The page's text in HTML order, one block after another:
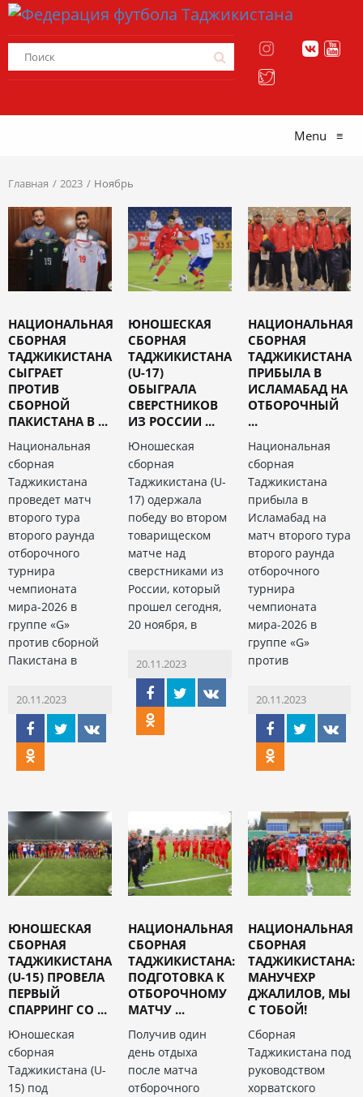
Menu ≡
Главная 2023 Ноябрь
НАЦИОНАЛЬНАЯ
СБОРНАЯ
ТАДЖИКИСТАНА
СЫГРАЕТ
ПРОТИВ
СБОРНОЙ
ПАКИСТАНА В ...
Национальная
сборная
Таджикистана
проведет матч
второго тура
второго раунда
отборочного
турнира
чемпионата
мира-2026 в
группе «G»
против сборной
Пакистана в
20.11.2023
ЮНОШЕСКАЯ
СБОРНАЯ
ТАДЖИКИСТАНА
(U-17)
ОБЫГРАЛА
СВЕРСТНИКОВ
ИЗ РОССИИ ...
Юношеская
сборная
Таджикистана (U-
17) одержала
победу во втором
товарищеском
матче над
сверстниками из
России, который
прошел сегодня,
20 ноября, в
20.11.2023
НАЦИОНАЛЬНАЯ
СБОРНАЯ
ТАДЖИКИСТАНА
ПРИБЫЛА В
ИСЛАМАБАД НА
ОТБОРОЧНЫЙ
...
Национальная
сборная
Таджикистана
прибыла в
Исламабад на
матч второго тура
второго раунда
отборочного
турнира
чемпионата
мира-2026 в
группе «G»
против
20.11.2023
ЮНОШЕСКАЯ
СБОРНАЯ
ТАДЖИКИСТАНА
(U-15) ПРОВЕЛА
ПЕРВЫЙ
СПАРРИНГ СО ...
Юношеская
сборная
Таджикистана (U-
15) под
НАЦИОНАЛЬНАЯ
CБОРНАЯ
ТАДЖИКИСТАНА:
ПОДГОТОВКА К
ОТБОРОЧНОМУ
МАТЧУ ...
Получив один
день отдыха
после матча
отборочного
НАЦИОНАЛЬНАЯ
СБОРНАЯ
ТАДЖИКИСТАНА:
МАНУЧЕХР
ДЖАЛИЛОВ, МЫ
С ТОБОЙ!
Сборная
Таджикистана под
руководством
хорватского